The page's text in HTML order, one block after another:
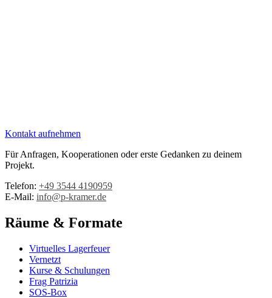
Kontakt aufnehmen
Für Anfragen, Kooperationen oder erste Gedanken zu deinem
Projekt.
Telefon: +49 3544 4190959‬
E-Mail: info@p-kramer.de
Räume & Formate
Virtuelles Lagerfeuer
Vernetzt
Kurse & Schulungen
Frag Patrizia
SOS-Box